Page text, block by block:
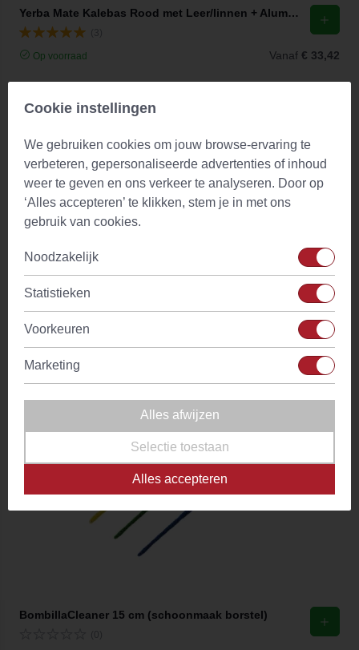
Yerba Mate Kalebas Rood met Leer/linnen + Aluminium Ring Chacult
Op voorraad Vanaf € 33,42
Bombilla voor Yerba Mate RVS 17.1 cm Traditioneel Chacult
Vanaf€ 7,82
BombillaCleaner 15 cm (schoonmaak borstel)
Cookie instellingen
We gebruiken cookies om jouw browse-ervaring te
verbeteren, gepersonaliseerde advertenties of inhoud
weer te geven en ons verkeer te analyseren. Door op
‘Alles accepteren’ te klikken, stem je in met ons
gebruik van cookies.
Noodzakelijk
Statistieken
Voorkeuren
Marketing
Alles afwijzen
Selectie toestaan
Alles accepteren